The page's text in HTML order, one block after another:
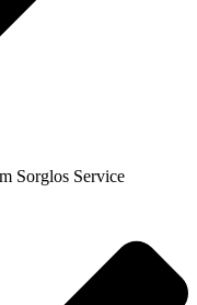
Sorglos Service